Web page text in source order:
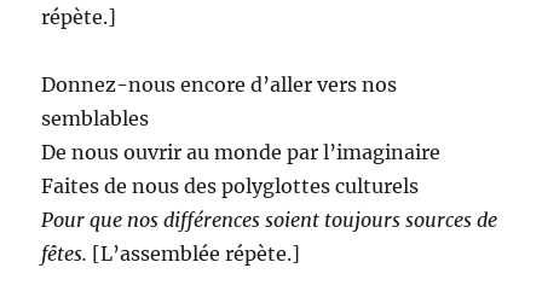
répète.]
Donnez-nous encore d’aller vers nos
semblables
De nous ouvrir au monde par l’imaginaire
Faites de nous des polyglottes culturels
Pour que nos différences soient toujours sources de
fêtes. [L’assemblée répète.]